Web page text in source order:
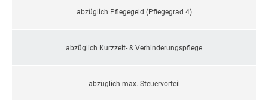
abzüglich Pflegegeld (Pflegegrad 4)
abzüglich Kurzzeit- & Verhinderungspflege
abzüglich max. Steuervorteil